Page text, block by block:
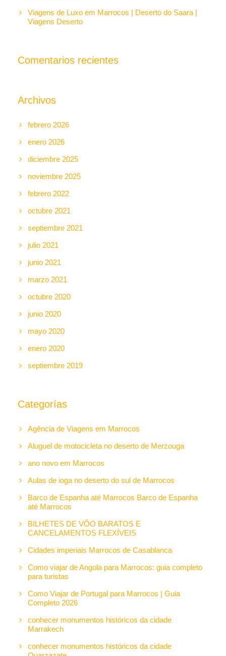
Viagens de Luxo em Marrocos | Deserto do Saara |
Viagens Deserto
Comentarios recientes
Archivos
febrero 2026
enero 2026
diciembre 2025
noviembre 2025
febrero 2022
octubre 2021
septiembre 2021
julio 2021
junio 2021
marzo 2021
octubre 2020
junio 2020
mayo 2020
enero 2020
septiembre 2019
Categorías
Agência de Viagens em Marrocos
Aluguel de motocicleta no deserto de Merzouga
ano novo em Marrocos
Aulas de ioga no deserto do sul de Marrocos
Barco de Espanha até Marrocos Barco de Espanha
até Marrocos
BILHETES DE VÔO BARATOS E
CANCELAMENTOS FLEXÍVEIS
Cidades imperiais Marrocos de Casablanca
Como viajar de Angola para Marrocos: guia completo
para turistas
Como Viajar de Portugal para Marrocos | Guia
Completo 2026
conhecer monumentos históricos da cidade
Marrakech
conhecer monumentos históricos da cidade